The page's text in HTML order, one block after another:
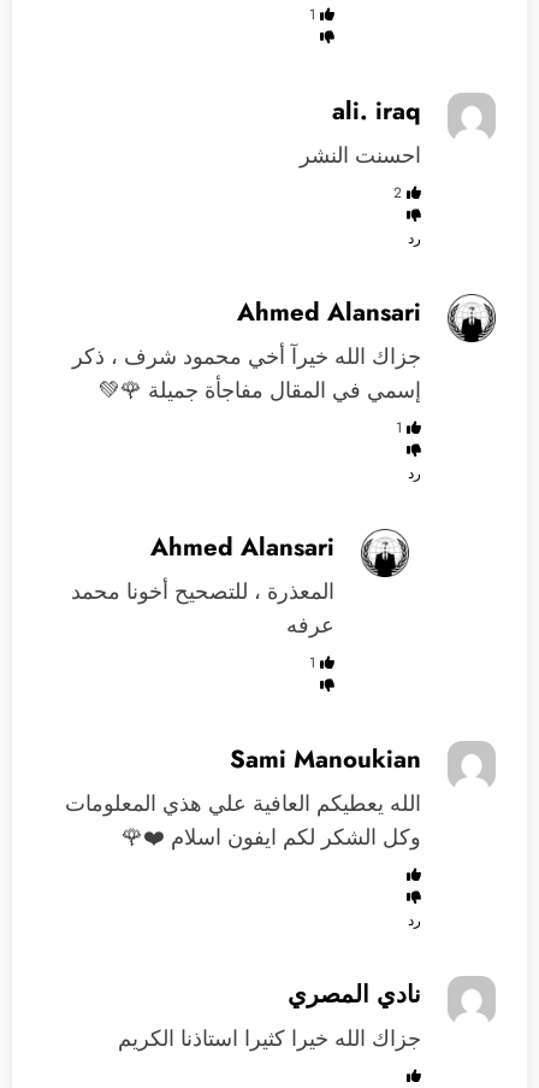
1
ali. iraq
احسنت النشر
2
رد
Ahmed Alansari
جزاك الله خيرآ أخي محمود شرف ، ذكر
إسمي في المقال مفاجأة جميلة 🌹💚
1
رد
Ahmed Alansari
المعذرة ، للتصحيح أخونا محمد
عرفه
1
Sami Manoukian
الله يعطيكم العافية علي هذي المعلومات
وكل الشكر لكم ايفون اسلام ❤️🌹
رد
نادي المصري
جزاك الله خيرا كثيرا استاذنا الكريم